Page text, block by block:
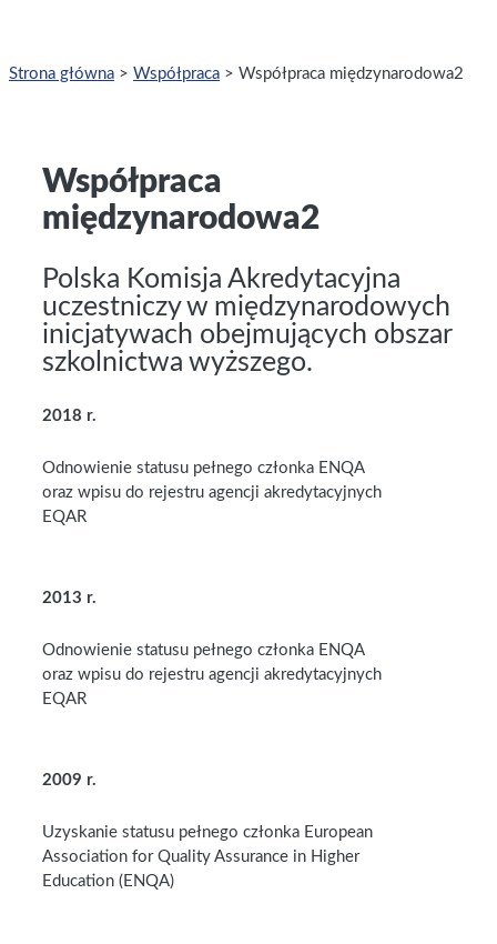
Strona główna > Współpraca > Współpraca międzynarodowa2
Współpraca
międzynarodowa2
Polska Komisja Akredytacyjna
uczestniczy w międzynarodowych
inicjatywach obejmujących obszar
szkolnictwa wyższego.
2018 r.
Odnowienie statusu pełnego członka ENQA
oraz wpisu do rejestru agencji akredytacyjnych
EQAR
2013 r.
Odnowienie statusu pełnego członka ENQA
oraz wpisu do rejestru agencji akredytacyjnych
EQAR
2009 r.
Uzyskanie statusu pełnego członka European
Association for Quality Assurance in Higher
Education (ENQA)